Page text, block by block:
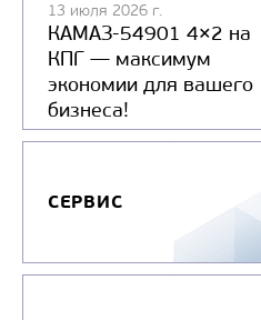
13 июля 2026 г.
КАМАЗ-54901 4×2 на
КПГ — максимум
экономии для вашего
бизнеса!
СЕРВИС